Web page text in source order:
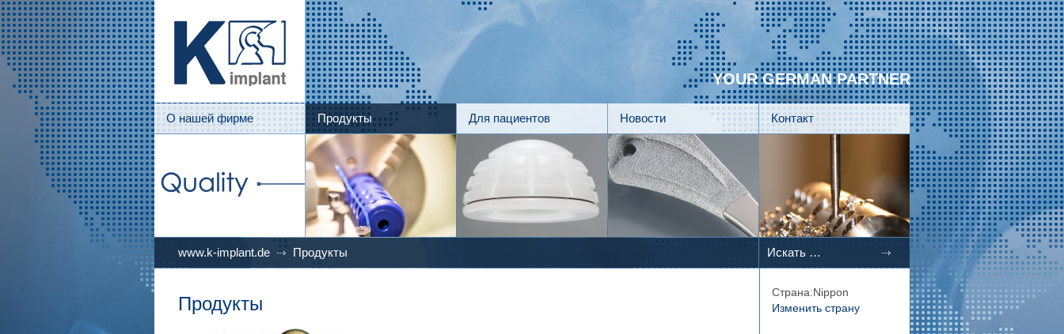
YOUR GERMAN PARTNER
О нашей фирме Продукты Для пациентов Новости Контакт
www.k-implant.de Продукты
Продукты
Страна:Nippon
Изменить страну